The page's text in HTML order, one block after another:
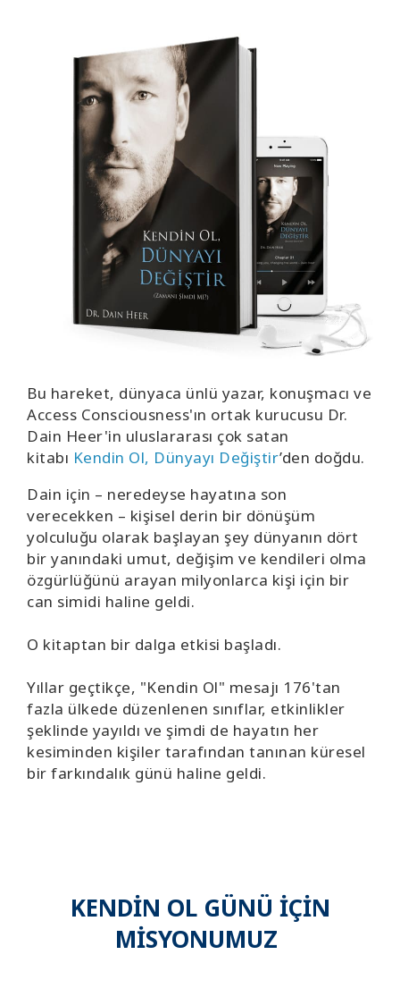
Bu hareket, dünyaca ünlü yazar, konuşmacı ve
Access Consciousness'ın ortak kurucusu Dr.
Dain Heer'in uluslararası çok satan
kitabı Kendin Ol, Dünyayı Değiştir’den doğdu.
Dain için – neredeyse hayatına son
verecekken – kişisel derin bir dönüşüm
yolculuğu olarak başlayan şey dünyanın dört
bir yanındaki umut, değişim ve kendileri olma
özgürlüğünü arayan milyonlarca kişi için bir
can simidi haline geldi.
O kitaptan bir dalga etkisi başladı.
Yıllar geçtikçe, "Kendin Ol" mesajı 176'tan
fazla ülkede düzenlenen sınıflar, etkinlikler
şeklinde yayıldı ve şimdi de hayatın her
kesiminden kişiler tarafından tanınan küresel
bir farkındalık günü haline geldi.
KENDİN OL GÜNÜ İÇİN
MİSYONUMUZ